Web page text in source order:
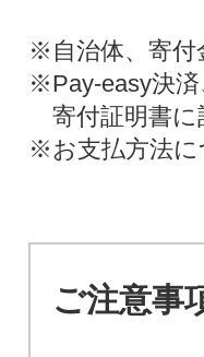
※自治体、寄付
※Pay-easy決
寄付証明書
※お支払方法に
ご注意事